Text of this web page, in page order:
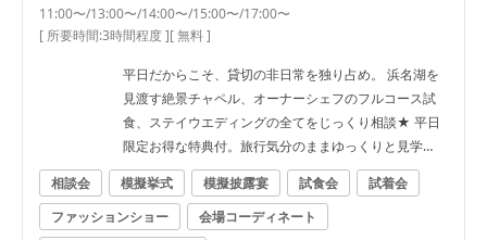
11:00〜/13:00〜/14:00〜/15:00〜/17:00〜
[ 所要時間:3時間程度][ 無料 ]
平日だからこそ、貸切の非日常を独り占め。 浜名湖を
見渡す絶景チャペル、オーナーシェフのフルコース試
食、ステイウエディングの全てをじっくり相談★ 平日
限定お得な特典付。旅行気分のままゆっくりと見学
を！
相談会 模擬挙式 模擬披露宴 試食会
試着会
ファッションショー
会場コーディネート